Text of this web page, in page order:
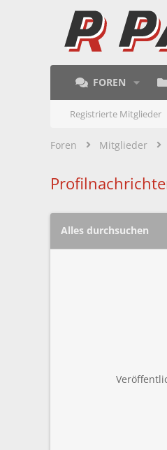
FOREN
Registrierte Mitglieder
Foren Mitglieder
Alles durchsuchen